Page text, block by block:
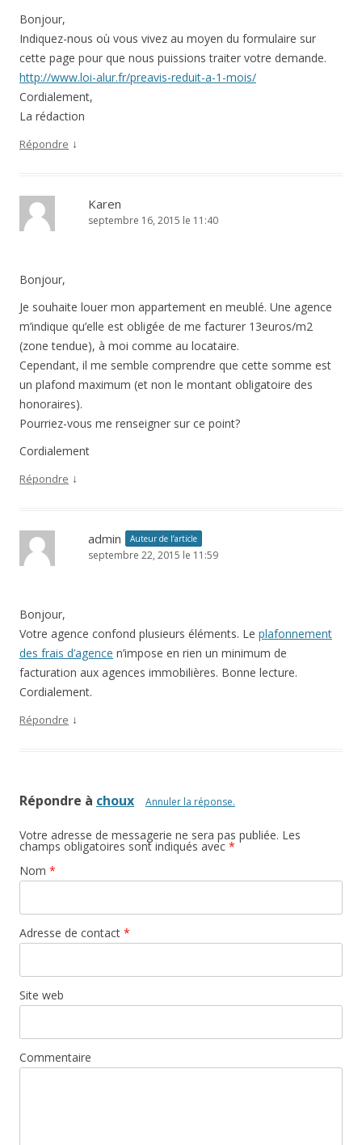
Bonjour,
Indiquez-nous où vous vivez au moyen du formulaire sur
cette page pour que nous puissions traiter votre demande.
http://www.loi-alur.fr/preavis-reduit-a-1-mois/
Cordialement,
La rédaction
Répondre ↓
Karen
septembre 16, 2015 le 11:40
Bonjour,
Je souhaite louer mon appartement en meublé. Une agence
m’indique qu’elle est obligée de me facturer 13euros/m2
(zone tendue), à moi comme au locataire.
Cependant, il me semble comprendre que cette somme est
un plafond maximum (et non le montant obligatoire des
honoraires).
Pourriez-vous me renseigner sur ce point?
Cordialement
Répondre ↓
admin Auteur de l’article
septembre 22, 2015 le 11:59
Bonjour,
Votre agence confond plusieurs éléments. Le plafonnement
des frais d’agence n’impose en rien un minimum de
facturation aux agences immobilières. Bonne lecture.
Cordialement.
Répondre ↓
Répondre à choux Annuler la réponse.
Votre adresse de messagerie ne sera pas publiée. Les
champs obligatoires sont indiqués avec *
Nom *
Adresse de contact *
Site web
Commentaire